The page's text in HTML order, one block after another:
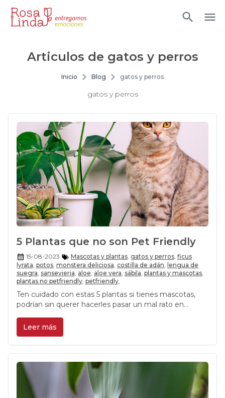
Articulos de gatos y perros
Inicio Blog gatos y perros
gatos y perros
5 Plantas que no son Pet Friendly
15-08-2023 Mascotas y plantas, gatos y perros, ficus
lyrata, potos, monstera deliciosa, costilla de adán, lengua de
suegra, sansevieria, aloe, aloe vera, sábila, plantas y mascotas,
plantas no petfriendly, petfriendly,
Ten cuidado con estas 5 plantas si tienes mascotas,
podrían sin querer hacerles pasar un mal rato en
Leer más